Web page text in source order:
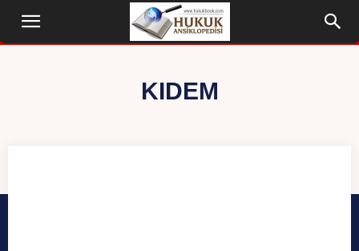
KIDEM